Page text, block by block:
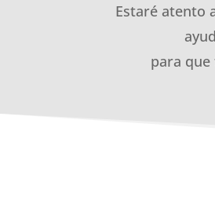
Estaré atento
para